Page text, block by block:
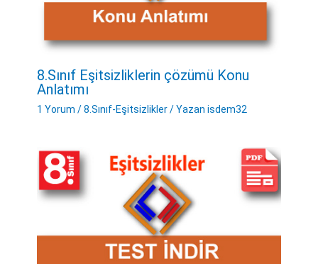
8.Sınıf Eşitsizliklerin çözümü Konu
Anlatımı
1 Yorum /8.Sınıf-Eşitsizlikler/ Yazan isdem32